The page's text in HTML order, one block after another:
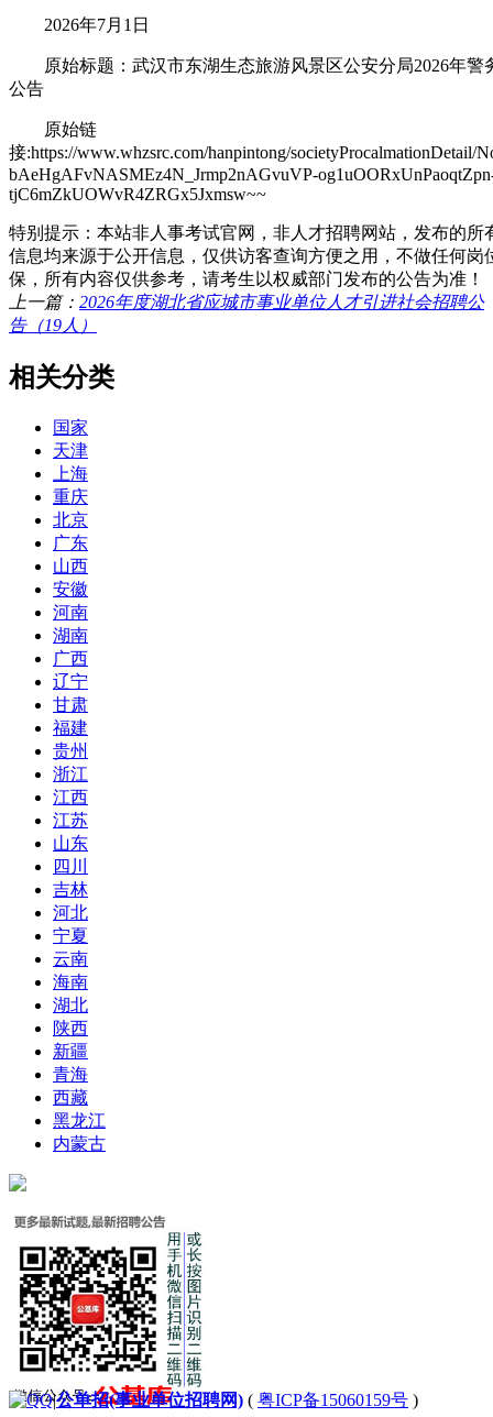
2026年7月1日
原始标题：武汉市东湖生态旅游风景区公安分局2026年警
公告
原始链
接:https://www.whzsrc.com/hanpintong/societyProcalmationDetail/
bAeHgAFvNASMEz4N_Jrmp2nAGvuVP-
tjC6mZkUOWvR4ZRGx5Jxmsw~~
特别提示：本站非人事考试官网，非人才招聘网站，发布的所
信息均来源于公开信息，仅供访客查询方便之用，不做任何岗
保，所有内容仅供参考，请考生以权威部门发布的公告为准！
上一篇： 2026年度湖北省应城市事业单位人才引进社会招聘公
告（19人）
相关分类
国家
天津
上海
重庆
北京
广东
山西
安徽
河南
湖南
广西
辽宁
甘肃
福建
贵州
浙江
江西
江苏
山东
四川
吉林
河北
宁夏
云南
海南
湖北
陕西
新疆
青海
西藏
黑龙江
内蒙古
|公单招(事业单位招聘网) ( 粤ICP备15060159号 )